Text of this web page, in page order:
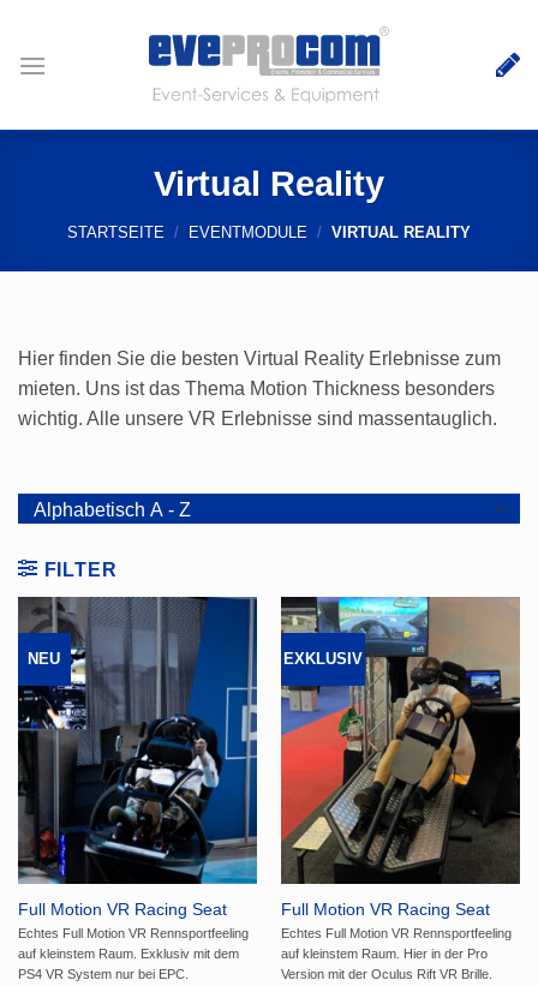
springen
Virtual Reality
STARTSEITE / EVENTMODULE / VIRTUAL REALITY
Hier finden Sie die besten Virtual Reality Erlebnisse zum
mieten. Uns ist das Thema Motion Thickness besonders
wichtig. Alle unsere VR Erlebnisse sind massentauglich.
FILTER
NEU
Full Motion VR Racing Seat
Echtes Full Motion VR Rennsportfeeling
auf kleinstem Raum. Exklusiv mit dem
PS4 VR System nur bei EPC.
EXKLUSIV
Full Motion VR Racing Seat
Pro
Echtes Full Motion VR Rennsportfeeling
auf kleinstem Raum. Hier in der Pro
Version mit der Oculus Rift VR Brille.